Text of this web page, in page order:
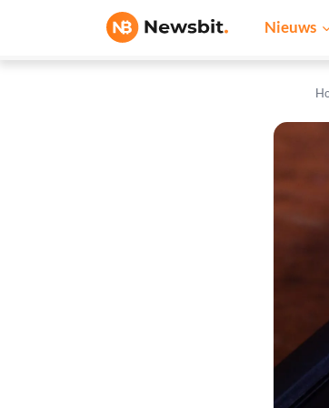
Nieuws